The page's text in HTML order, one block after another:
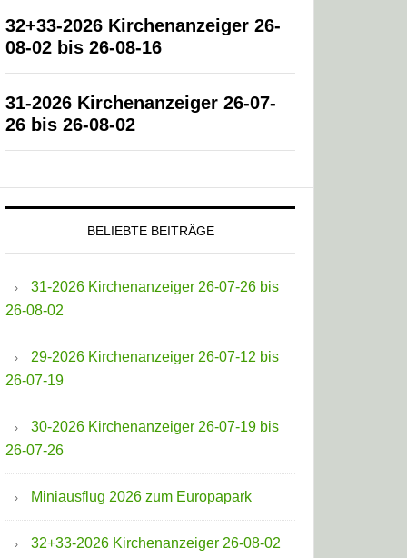
32+33-2026 Kirchenanzeiger 26-
08-02 bis 26-08-16
31-2026 Kirchenanzeiger 26-07-
26 bis 26-08-02
BELIEBTE BEITRÄGE
31-2026 Kirchenanzeiger 26-07-26 bis
26-08-02
29-2026 Kirchenanzeiger 26-07-12 bis
26-07-19
30-2026 Kirchenanzeiger 26-07-19 bis
26-07-26
Miniausflug 2026 zum Europapark
32+33-2026 Kirchenanzeiger 26-08-02